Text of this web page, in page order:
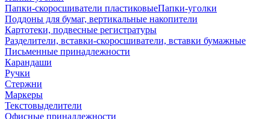
Папки-скоросшиватели пластиковыеПапки-уголки
Поддоны для бумаг, вертикальные накопители
Картотеки, подвесные регистратуры
Разделители, вставки-скоросшиватели, вставки бумажные
Письменные принадлежности
Карандаши
Ручки
Стержни
Маркеры
Текстовыделители
Офисные принадлежности